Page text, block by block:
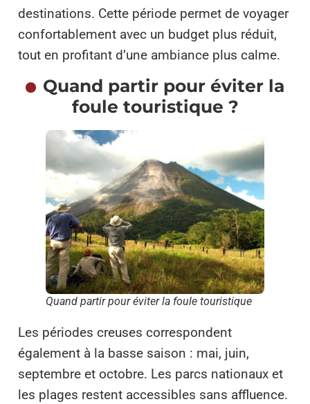
destinations. Cette période permet de voyager
confortablement avec un budget plus réduit,
tout en profitant d’une ambiance plus calme.
Quand partir pour éviter la
foule touristique ?
Quand partir pour éviter la foule touristique
Les périodes creuses correspondent
également à la basse saison : mai, juin,
septembre et octobre. Les parcs nationaux et
les plages restent accessibles sans affluence.